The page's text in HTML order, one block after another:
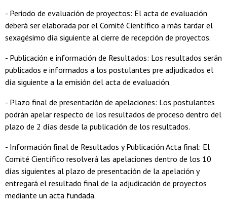
- Periodo de evaluación de proyectos: El acta de evaluación
deberá ser elaborada por el Comité Científico a más tardar el
sexagésimo día siguiente al cierre de recepción de proyectos.
- Publicación e información de Resultados: Los resultados serán
publicados e informados a los postulantes pre adjudicados el
día siguiente a la emisión del acta de evaluación.
- Plazo final de presentación de apelaciones: Los postulantes
podrán apelar respecto de los resultados de proceso dentro del
plazo de 2 días desde la publicación de los resultados.
- Información final de Resultados y Publicación Acta final: El
Comité Científico resolverá las apelaciones dentro de los 10
días siguientes al plazo de presentación de la apelación y
entregará el resultado final de la adjudicación de proyectos
mediante un acta fundada.